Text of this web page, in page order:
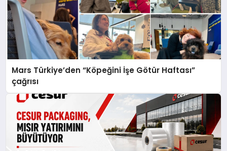
Mars Türkiye’den “Köpeğini İşe Götür Haftası”
çağrısı